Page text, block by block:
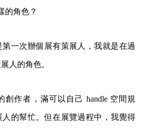
的角色？
第一次辦個展有策展人，我就是在過
人的角色。
創作者，滿可以自己 handle 空間規
的幫忙。但在展覽過程中，我覺得